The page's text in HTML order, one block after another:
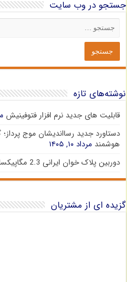
جستجو در وب سایت
نوشته‌های تازه
قابلیت های جدید نرم افزار فتوفینیش
دستاورد جدید رسااندیشان موج
هوشمند مرداد ۱۰, ۱۴۰۵
دوربین پلاک خوان ایرانی 2.3 مگاپیکسلی
گزیده ای از مشتریان